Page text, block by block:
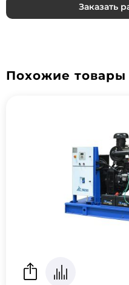
Заказать
Похожие товары